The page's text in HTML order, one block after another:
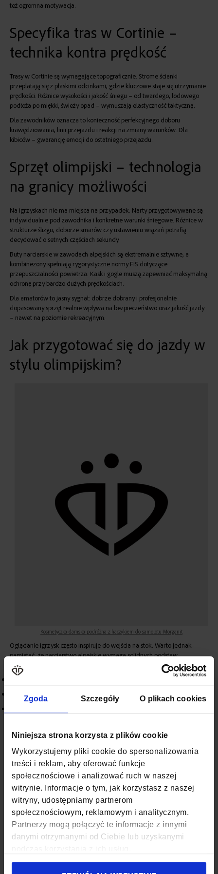
Zgoda Szczegóły O plikach cookies
Niniejsza strona korzysta z plików cookie
Wykorzystujemy pliki cookie do spersonalizowania
treści i reklam, aby oferować funkcje
społecznościowe i analizować ruch w naszej
witrynie. Informacje o tym, jak korzystasz z naszej
witryny, udostępniamy partnerom
społecznościowym, reklamowym i analitycznym.
Partnerzy mogą połączyć te informacje z innymi
danymi otrzymanymi od Ciebie lub uzyskanymi
też ogromna motywacja.
Specyfika tras w Cortinie –
technika kontra prędkość
Trasy w Cortinie są wymagające topograficznie. Strome ścianki
przeplatają się z płaskimi odcinkami, gdzie kluczowe staje się utrzymanie
prędkości. Różnice wysokości i jakość śniegu – od twardego, lodowego
podłoża po miękki, świeży opad – wymuszają elastyczność taktyczną.
Dla zawodników oznacza to konieczność perfekcyjnego doboru
krawędziowania, linii przejazdu i reakcji na zmiany warunków. Dla
kibiców – gwarancję emocji do ostatniego przejazdu.
Sprzęt olimpijski – technologia
na granicy możliwości
Na igrzyskach nie ma miejsca na przypadek. Narty przygotowywane są
indywidualnie pod zawodnika i konkretne warunki śniegowe. Różnice w
strukturze ślizgu, doborze smarów czy ustawieniu wiązań potrafią
decydować o setnych częściach sekundy.
Buty narciarskie w zawodach alpejskich są ekstremalnie sztywne, a
kombinezony spełniają rygorystyczne normy FIS dotyczące
przepuszczalności powietrza. Kask i gogle muszą zapewniać maksymalną
ochronę przy bardzo dużych prędkościach.
Dla amatorów to jasny sygnał: dobrze dobrany i profesjonalnie
dopasowany sprzęt realnie wpływa na bezpieczeństwo oraz jakość jazdy
– nawet na poziomie rekreacyjnym.
Jak przygotować się do jazdy w
stylu olimpijskim?
Kosmetyczka damska podróżna z haczykiem do samolotu Morganit
Oglądanie igrzysk często inspiruje do wejścia na stok. Warto jednak
pamiętać, że narciarstwo alpejskie wymaga solidnych podstaw
technicznych. Kluczowe elementy to:
Kontrola prędkości poprzez odpowiednią linię skrętu.
Początkujący nie potrzebują nart o parametrach zawodniczych. Znacznie
ułatwiają naukę.
Dlaczego igrzyska 2026 mogą
zmienić rynek narciarski?
Duże wydarzenia sportowe napędzają zainteresowanie dyscypliną. Po
igrzyskach rośnie sprzedaż nart, butów i akcesoriów, a stoki notują
większą frekwencję. Mediolan i Cortina 2026 mogą dodatkowo wzmocnić